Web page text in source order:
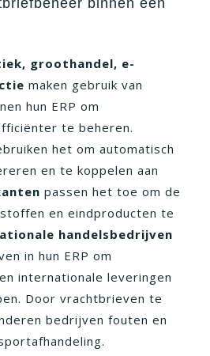
binnen een
groothandel, e-
maken gebruik van
hun ERP om
te beheren.
het om automatisch
en te koppelen aan
passen het toe om de
en eindproducten te
handelsbedrijven
in hun ERP om
internationale leveringen
Door vrachtbrieven te
bedrijven fouten en